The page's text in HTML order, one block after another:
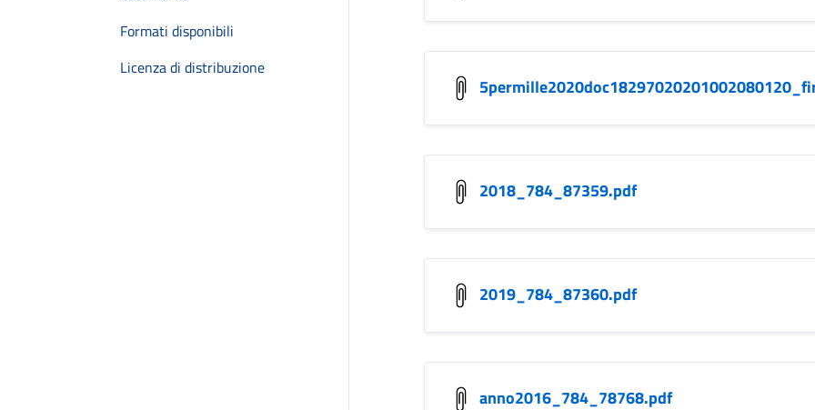
Formati disponibili
Licenza di distribuzione
2018_784_87359.pdf
2019_784_87360.pdf
anno2016_784_78768.pdf